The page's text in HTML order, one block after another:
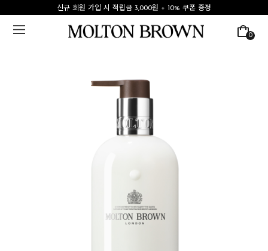
신규 회원 가입 시 적립금 3,000원 + 10% 쿠폰 증정
0